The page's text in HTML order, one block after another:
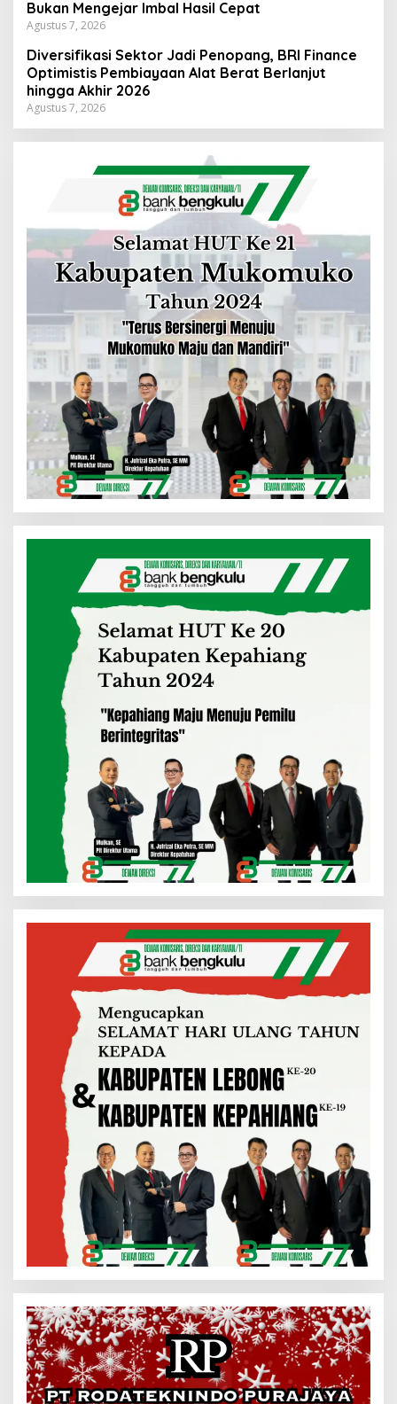
Bukan Mengejar Imbal Hasil Cepat
Agustus 7, 2026
Diversifikasi Sektor Jadi Penopang, BRI Finance
Optimistis Pembiayaan Alat Berat Berlanjut
hingga Akhir 2026
Agustus 7, 2026